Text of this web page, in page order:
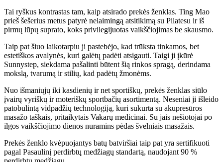
Tai ryškus kontrastas tam, kaip atsirado prekės ženklas. Ting Mao
prieš šešerius metus patyrė nelaimingą atsitikimą su Pilatesu ir iš
pirmų lūpų suprato, koks privilegijuotas vaikščiojimas be skausmo.
Taip pat šiuo laikotarpiu ji pastebėjo, kad trūksta tinkamos, bet
estetiškos avalynės, kuri galėtų padėti atsigauti. Taigi ji įkūrė
Sunnystep, siekdama pašalinti būtent šią rinkos spragą, derindama
mokslą, tvarumą ir stilių, kad padėtų žmonėms.
Nuo išmaniųjų iki kasdienių ir net sportiškų, prekės ženklas siūlo
įvairų vyriškų ir moteriškų sportbačių asortimentą. Neseniai ji išleido
patobulintą vidpadžių technologiją, kuri sukurta su akupresūros
masažo taškais, pritaikytais Vakarų medicinai. Su jais nešiotojai po
ilgos vaikščiojimo dienos nuramins pėdas švelniais masažais.
Prekės ženklo kvėpuojantys batų batviršiai taip pat yra sertifikuoti
pagal Pasaulinį perdirbtų medžiagų standartą, naudojant 90 %